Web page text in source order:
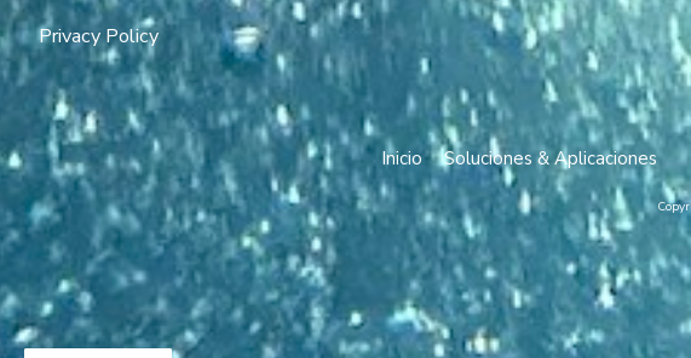
Privacy Policy
Inicio Soluciones & Aplicaciones